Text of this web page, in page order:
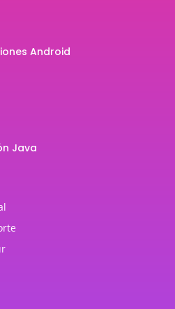
Android
Java